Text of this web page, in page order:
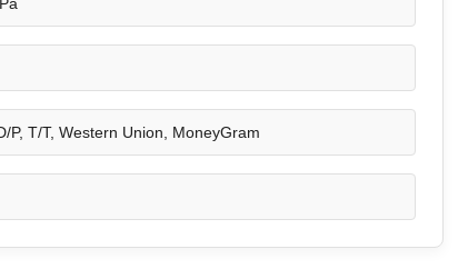
P, T/T, Western Union, MoneyGram